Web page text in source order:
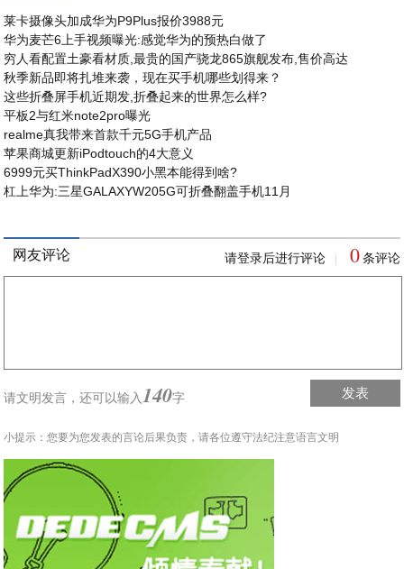
莱卡摄像头加成华为P9Plus报价3988元
华为麦芒6上手视频曝光:感觉华为的预热白做了
穷人看配置土豪看材质,最贵的国产骁龙865旗舰发布,售价高达
秋季新品即将扎堆来袭，现在买手机哪些划得来？
这些折叠屏手机近期发,折叠起来的世界怎么样?
平板2与红米note2pro曝光
realme真我带来首款千元5G手机产品
苹果商城更新iPodtouch的4大意义
6999元买ThinkPadX390小黑本能得到啥?
杠上华为:三星GALAXYW205G可折叠翻盖手机11月
网友评论 请登录后进行评论 | 0 条评论
请文明发言，还可以输入 140字 发表
小提示：您要为您发表的言论后果负责，请各位遵守法纪注意语言文明